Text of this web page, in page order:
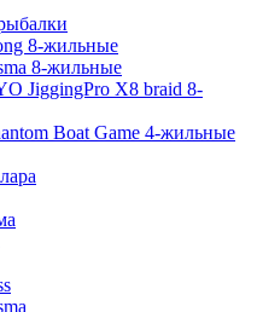
8-жильные
8-жильные
JiggingPro X8 braid 8-
Boat Game 4-жильные